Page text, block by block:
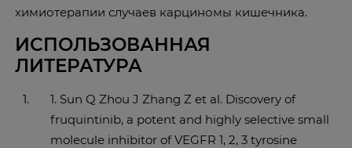
химиотерапии случаев карциномы кишечника.
ИСПОЛЬЗОВАННАЯ
ЛИТЕРАТУРА
1. Sun Q Zhou J Zhang Z et al. Discovery of
fruquintinib, a potent and highly selective small
molecule inhibitor of VEGFR 1, 2, 3 tyrosine